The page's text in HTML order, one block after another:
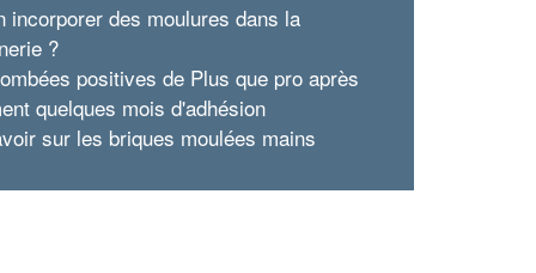
incorporer des moulures dans la
?
positives de Plus que pro après
quelques mois d'adhésion
sur les briques moulées mains